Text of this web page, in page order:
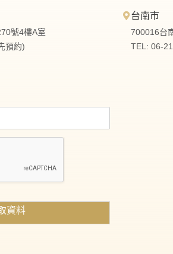
號4樓A室
預約)
台南市
700016台
TEL: 06-
資料